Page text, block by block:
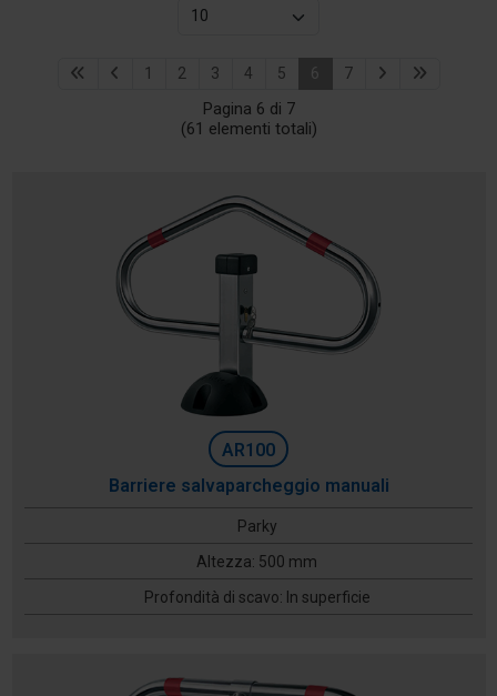
1 2 3 4 5 6 7
Pagina 6 di 7
(61 elementi totali)
AR100
Barriere salvaparcheggio manuali
Parky
Altezza: 500 mm
Profondità di scavo: In superficie